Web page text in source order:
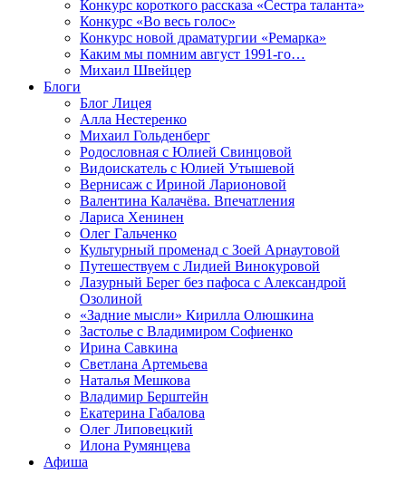
Конкурс короткого рассказа «Сестра таланта»
Конкурс «Во весь голос»
Конкурс новой драматургии «Ремарка»
Каким мы помним август 1991-го…
Михаил Швейцер
Блоги
Блог Лицея
Алла Нестеренко
Михаил Гольденберг
Родословная с Юлией Свинцовой
Видоискатель с Юлией Утышевой
Вернисаж с Ириной Ларионовой
Валентина Калачёва. Впечатления
Лариса Хенинен
Олег Гальченко
Культурный променад с Зоей Арнаутовой
Путешествуем с Лидией Винокуровой
Лазурный Берег без пафоса с Александрой
Озолиной
«Задние мысли» Кирилла Олюшкина
Застолье с Владимиром Софиенко
Ирина Савкина
Светлана Артемьева
Наталья Мешкова
Владимир Берштейн
Екатерина Габалова
Олег Липовецкий
Илона Румянцева
Афиша